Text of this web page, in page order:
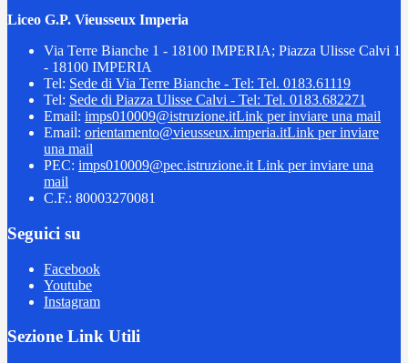
Liceo G.P. Vieusseux Imperia
Via Terre Bianche 1 - 18100 IMPERIA; Piazza Ulisse Calvi 1
- 18100 IMPERIA
Tel: Sede di Via Terre Bianche - Tel: Tel. 0183.61119
Tel: Sede di Piazza Ulisse Calvi - Tel: Tel. 0183.682271
Email: imps010009@istruzione.itLink per inviare una mail
Email: orientamento@vieusseux.imperia.itLink per inviare
una mail
PEC: imps010009@pec.istruzione.it Link per inviare una
mail
C.F.: 80003270081
Seguici su
Facebook
Youtube
Instagram
Sezione Link Utili